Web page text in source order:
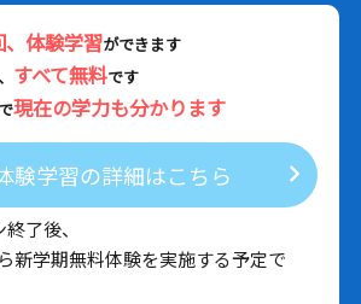
体験学習ができます
すべて無料です
現在の学力も分かります
験学習の詳細はこちら
了後、
新学期無料体験を実施する予定で